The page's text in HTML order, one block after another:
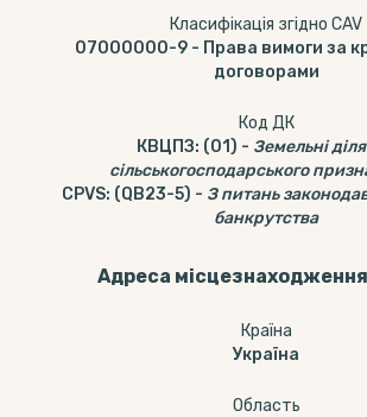
Класифікація згідно CAV
07000000-9 - Права вимоги за
договорами
Код ДК
КВЦПЗ: (01) - Земельні
сільськогосподарського
CPVS: (QB23-5) - З питань
банкрутства
Адреса
Країна
Україна
Область